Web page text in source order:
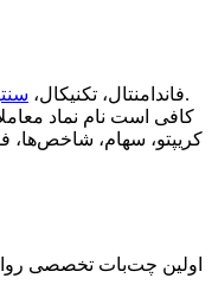
فاندامنتال، تکنیکال،و پرایس‌اکشن؛ همه در یک پلتفرم.
کافی است نام نماد
کریپتو، سهام، شاخص‌ها،
اولین چت‌بات تخصصی